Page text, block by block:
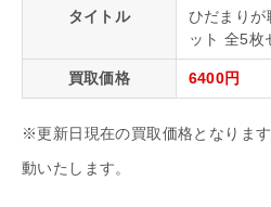
タイトル
ひだまりが
ット 全5枚
買取価格 6400円
※更新日現在の買取価格となりま
動いたします。